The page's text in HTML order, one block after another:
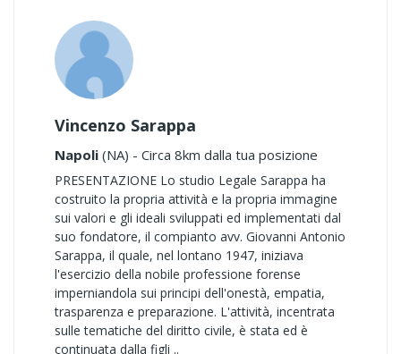
Vincenzo Sarappa
Napoli (NA) - Circa 8km dalla tua posizione
PRESENTAZIONE Lo studio Legale Sarappa ha
costruito la propria attività e la propria immagine
sui valori e gli ideali sviluppati ed implementati dal
suo fondatore, il compianto avv. Giovanni Antonio
Sarappa, il quale, nel lontano 1947, iniziava
l'esercizio della nobile professione forense
imperniandola sui principi dell'onestà, empatia,
trasparenza e preparazione. L'attività, incentrata
sulle tematiche del diritto civile, è stata ed è
continuata dalla figli ..